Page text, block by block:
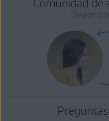
Comunidad de